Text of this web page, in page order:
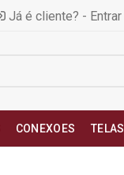
Já é cliente? - Entrar
CONEXOES TELAS